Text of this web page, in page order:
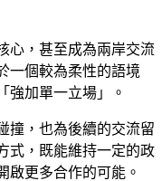
心，甚至成為兩岸交流
一個較為柔性的語境
強加單一立場」。
撞，也為後續的交流留
式，既能維持一定的政
啟更多合作的可能。